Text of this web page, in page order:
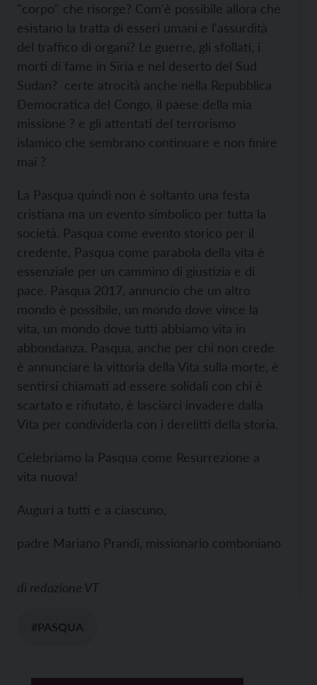
"corpo" che risorge? Com'è possibile allora che
esistano la tratta di esseri umani e l'assurdità
del traffico di organi? Le guerre, gli sfollati, i
morti di fame in Siria e nel deserto del Sud
Sudan? certe atrocità anche nella Repubblica
Democratica del Congo, il paese della mia
missione ? e gli attentati del terrorismo
islamico che sembrano continuare e non finire
mai ?
La Pasqua quindi non è soltanto una festa
cristiana ma un evento simbolico per tutta la
società. Pasqua come evento storico per il
credente, Pasqua come parabola della vita è
essenziale per un cammino di giustizia e di
pace. Pasqua 2017, annuncio che un altro
mondo è possibile, un mondo dove vince la
vita, un mondo dove tutti abbiamo vita in
abbondanza. Pasqua, anche per chi non crede
è annunciare la vittoria della Vita sulla morte, è
sentirsi chiamati ad essere solidali con chi è
scartato e rifiutato, è lasciarci invadere dalla
Vita per condividerla con i derelitti della storia.
Celebriamo la Pasqua come Resurrezione a
vita nuova!
Auguri a tutti e a ciascuno,
padre Mariano Prandi, missionario comboniano
di redazione VT
#PASQUA